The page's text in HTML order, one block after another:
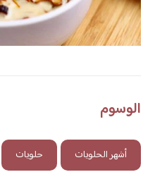
الوسوم
أشهر الحلويات حلويات